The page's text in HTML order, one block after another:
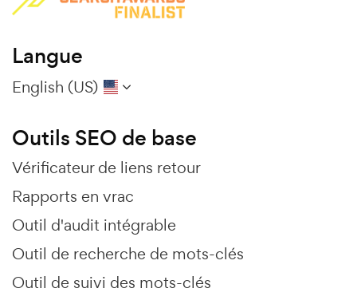
Langue
English (US)
Outils SEO de base
Vérificateur de liens retour
Rapports en vrac
Outil d'audit intégrable
Outil de recherche de mots-clés
Outil de suivi des mots-clés